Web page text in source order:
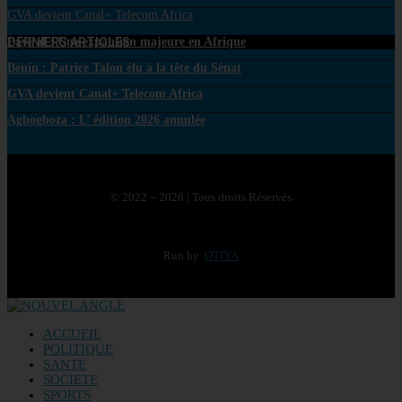
GVA devient Canal+ Telecom Africa
DERNIERS ARTICLES
PayPal : Une expansion majeure en Afrique
Bénin : Patrice Talon élu à la tête du Sénat
GVA devient Canal+ Telecom Africa
Agbogboza : L’ édition 2026 annulée
© 2022 – 2026 | Tous droits Réservés
Run by OTIYA
ACCUEIL
POLITIQUE
SANTE
SOCIETE
SPORTS